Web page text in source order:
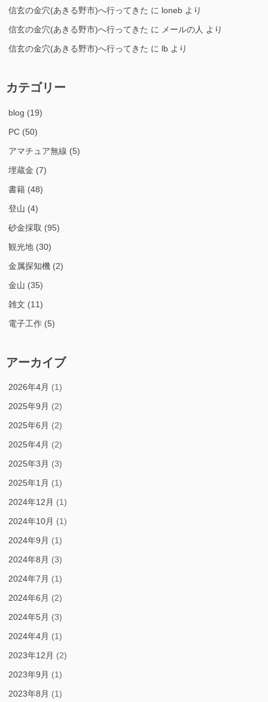
信玄の金穴(あきる野市)へ行ってきた に loneb より
信玄の金穴(あきる野市)へ行ってきた に メールの人 より
信玄の金穴(あきる野市)へ行ってきた に lb より
カテゴリー
blog (19)
PC (50)
アマチュア無線 (5)
埋蔵金 (7)
書籍 (48)
登山 (4)
砂金採取 (95)
観光地 (30)
金属探知機 (2)
金山 (35)
雑文 (11)
電子工作 (5)
アーカイブ
2026年4月 (1)
2025年9月 (2)
2025年6月 (2)
2025年4月 (2)
2025年3月 (3)
2025年1月 (1)
2024年12月 (1)
2024年10月 (1)
2024年9月 (1)
2024年8月 (3)
2024年7月 (1)
2024年6月 (2)
2024年5月 (3)
2024年4月 (1)
2023年12月 (2)
2023年9月 (1)
2023年8月 (1)